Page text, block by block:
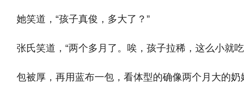
她笑道，“孩子真俊，多大了？”
张氏笑道，“两个多月了。唉，孩子拉稀，这么小就
包被厚，再用蓝布一包，看体型的确像两个月大的奶